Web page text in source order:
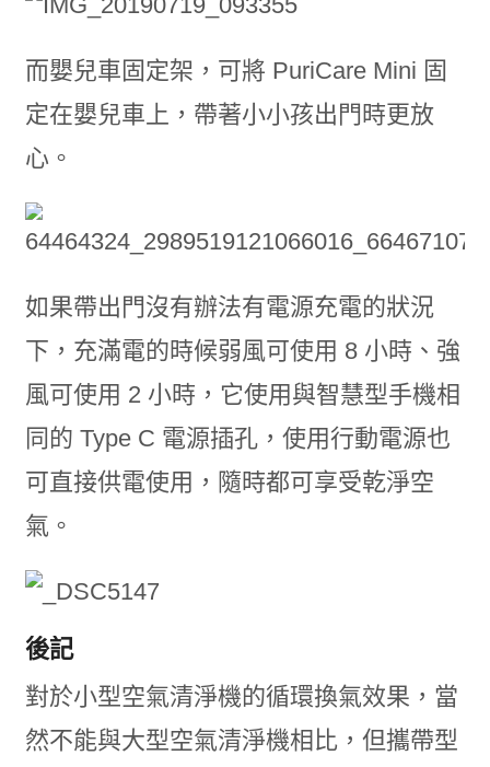
而嬰兒車固定架，可將 PuriCare Mini 固
定在嬰兒車上，帶著小小孩出門時更放
心。
如果帶出門沒有辦法有電源充電的狀況
下，充滿電的時候弱風可使用 8 小時、強
風可使用 2 小時，它使用與智慧型手機相
同的 Type C 電源插孔，使用行動電源也
可直接供電使用，隨時都可享受乾淨空
氣。
後記
對於小型空氣清淨機的循環換氣效果，當
然不能與大型空氣清淨機相比，但攜帶型